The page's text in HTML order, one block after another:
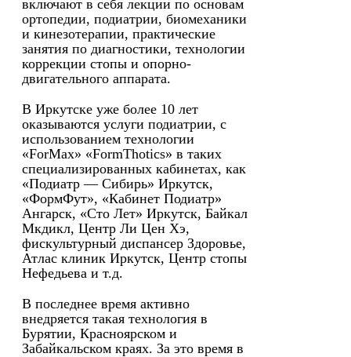
включают в себя лекции по основам
ортопедии, подиатрии, биомеханики
и кинезотерапии, практические
занятия по диагностики, технологии
коррекции стопы и опорно-
двигательного аппарата.
В Иркутске уже более 10 лет
оказываются услуги подиатрии, с
использованием технологии
«ForMax» «FormThotics» в таких
специализированных кабинетах, как
«Подиатр — Сибирь» Иркутск,
«ФормФут», «Кабинет Подиатр»
Ангарск, «Сто Лет» Иркутск, Байкал
Мкдикл, Центр Ли Цен Хэ,
фискультурный диспансер Здоровье,
Атлас клиник Иркутск, Центр стопы
Нефедьева и т.д.
В последнее время активно
внедряется такая технология в
Бурятии, Красноярском и
Забайкальском краях. За это время в